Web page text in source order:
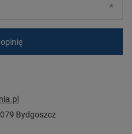
Bydgoszcz